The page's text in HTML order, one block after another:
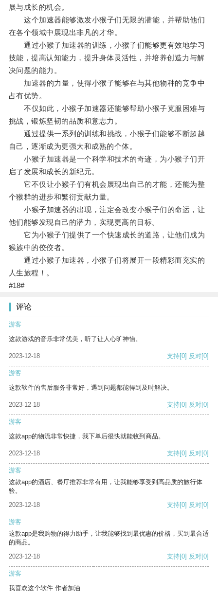
展与成长的机会。
这个加速器能够激发小猴子们无限的潜能，并帮助他们
在各个领域中展现出非凡的才华。
通过小猴子加速器的训练，小猴子们能够更有效地学习
技能，提高认知能力，提升身体灵活性，并培养创造力与解
决问题的能力。
加速器的力量，使得小猴子能够在与其他物种的竞争中
占有优势。
不仅如此，小猴子加速器还能够帮助小猴子克服困难与
挑战，锻炼坚韧的品质和意志力。
通过提供一系列的训练和挑战，小猴子们能够不断超越
自己，逐渐成为更强大和成熟的个体。
小猴子加速器是一个科学和技术的奇迹，为小猴子们开
启了发展和成长的新纪元。
它不仅让小猴子们有机会展现出自己的才能，还能为整
个猴群的进步和繁衍贡献力量。
小猴子加速器的出现，注定会改变小猴子们的命运，让
他们能够发现自己的潜力，实现更高的目标。
它为小猴子们提供了一个快速成长的道路，让他们成为
猴族中的佼佼者。
通过小猴子加速器，小猴子们将展开一段精彩而充实的
人生旅程！。
#18#
评论
游客
这款游戏的音乐非常优美，听了让人心旷神怡。
2023-12-18 支持[0] 反对[0]
游客
这款软件的售后服务非常好，遇到问题都能得到及时解决。
2023-12-18 支持[0] 反对[0]
游客
这款app的物流非常快捷，我下单后很快就能收到商品。
2023-12-18 支持[0] 反对[0]
游客
这款app的酒店、餐厅推荐非常有用，让我能够享受到高品质的旅行体
验。
2023-12-18
支持[0] 反对[0]
游客
这款app是我购物的得力助手，让我能够找到最优惠的价格，买到最合适
的商品。
2023-12-18
支持[0] 反对[0]
游客
我喜欢这个软件 作者加油